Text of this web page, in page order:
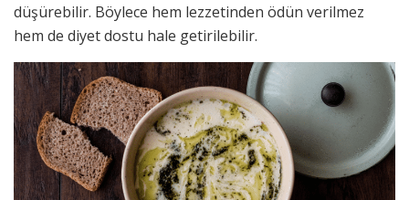
düşürebilir. Böylece hem lezzetinden ödün verilmez
hem de diyet dostu hale getirilebilir.